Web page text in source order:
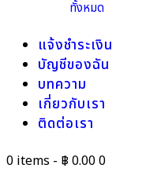
ทั้งหมด
แจ้งชำระเงิน
บัญชีของฉัน
บทความ
เกี่ยวกับเรา
ติดต่อเรา
0 items - ฿ 0.000